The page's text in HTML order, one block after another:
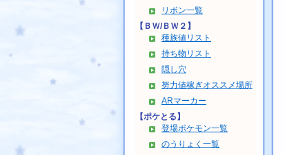
リボン一覧
【ＢＷ/ＢＷ２】
種族値リスト
持ち物リスト
隠し穴
努力値稼ぎオススメ場所
ARマーカー
【ポケとる】
登場ポケモン一覧
のうりょく一覧